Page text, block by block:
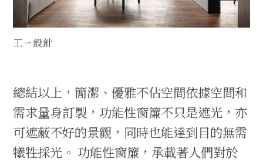
工ㄧ設計
總結以上，簡潔、優雅不佔空間依據空間和
需求量身訂製，功能性窗簾不只是遮光，亦
可遮蔽不好的景觀，同時也能達到目的無需
犧牲採光。 功能性窗簾，承載著人們對於